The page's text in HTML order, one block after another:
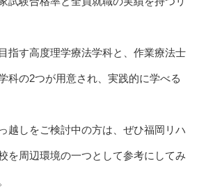
指す高度理学療法学科と、作業療法士
科の2つが用意され、実践的に学べる
越しをご検討中の方は、ぜひ福岡リハ
を周辺環境の一つとして参考にしてみ